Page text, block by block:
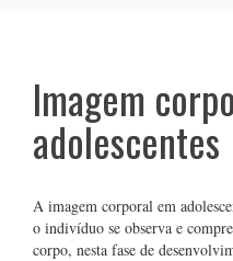
Imagem
adolescentes
A imagem corporal em
o indivíduo se observa e
corpo, nesta fase de